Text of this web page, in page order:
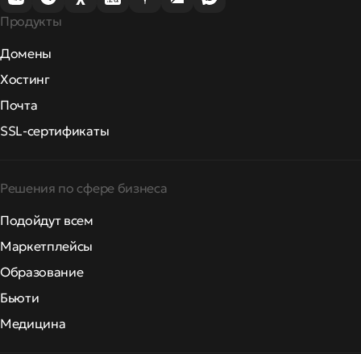
Продукты
Домены
Хостинг
Почта
SSL-сертификаты
Решения по сфере бизнеса
Подойдут всем
Маркетплейсы
Образование
Бьюти
Медицина